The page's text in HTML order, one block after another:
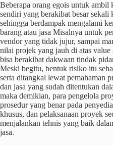
Beberapa orang egois untuk ambil
sendiri yang berakibat besar sekali
sehingga berdampak mengalami
barang atau jasa Misalnya untuk
vendor yang tidak jujur, sampai
nilai projek yang jauh di atas value
bisa berakibat dakwaan tindak
Meski begitu, bentuk risiko itu
serta ditangkal lewat pemahaman
dan jasa yang sudah ditentukan
maka demikian, para pengelola
prosedur yang benar pada
khusus, dan pelaksanaan proyek
menjalankan tehnis yang baik
jasa.